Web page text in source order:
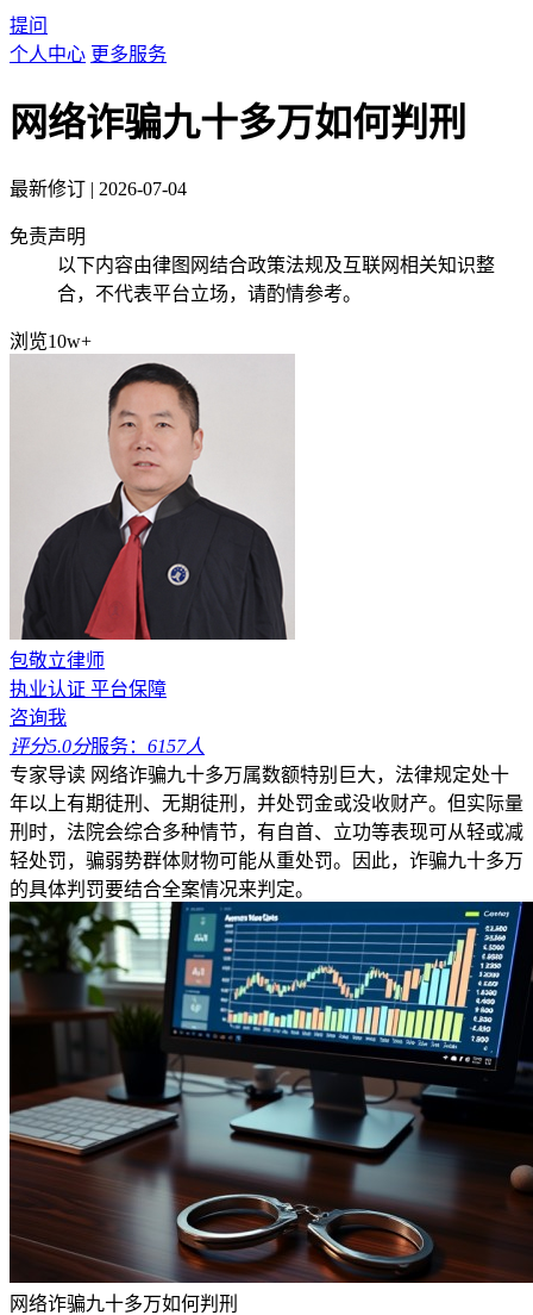
提问
个人中心 更多服务
网络诈骗九十多万如何判刑
最新修订 | 2026-07-04
免责声明
以下内容由律图网结合政策法规及互联网相关知识整
合，不代表平台立场，请酌情参考。
浏览10w+
包敬立律师
执业认证 平台保障
咨询我
评分5.0分服务： 6157人
专家导读 网络诈骗九十多万属数额特别巨大，法律规定处十
年以上有期徒刑、无期徒刑，并处罚金或没收财产。但实际量
刑时，法院会综合多种情节，有自首、立功等表现可从轻或减
轻处罚，骗弱势群体财物可能从重处罚。因此，诈骗九十多万
的具体判罚要结合全案情况来判定。
网络诈骗九十多万如何判刑